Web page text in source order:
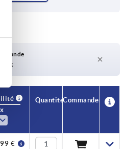
QuantitéCommander
€